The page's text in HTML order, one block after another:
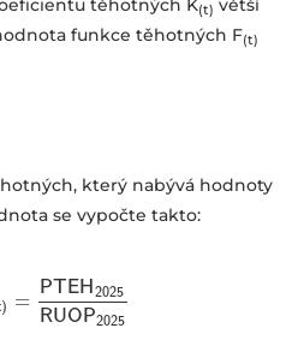
těhotných K(t) větší
funkce těhotných F(t)
který nabývá hodnoty
se vypočte takto:
) =
PT EH 2025
RUO P2025
) =PT EH2025RUO